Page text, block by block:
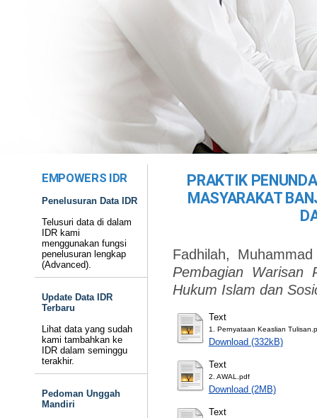
EMPOWERS IDR
Penelusuran Data IDR
Telusuri data di dalam
IDR kami
menggunakan fungsi
penelusuran lengkap
(Advanced).
Update Data IDR
Terbaru
Lihat data yang sudah
kami tambahkan ke
IDR dalam seminggu
terakhir.
Pedoman Unggah
Mandiri
PRAKTIK
MASYARAKAT
Fadhilah,
Pembagian Warisan
Hukum Islam dan
Text
1. Pernyataan Keaslian
Download (332kB)
Text
2. AWAL.pdf
Download (2MB)
Text